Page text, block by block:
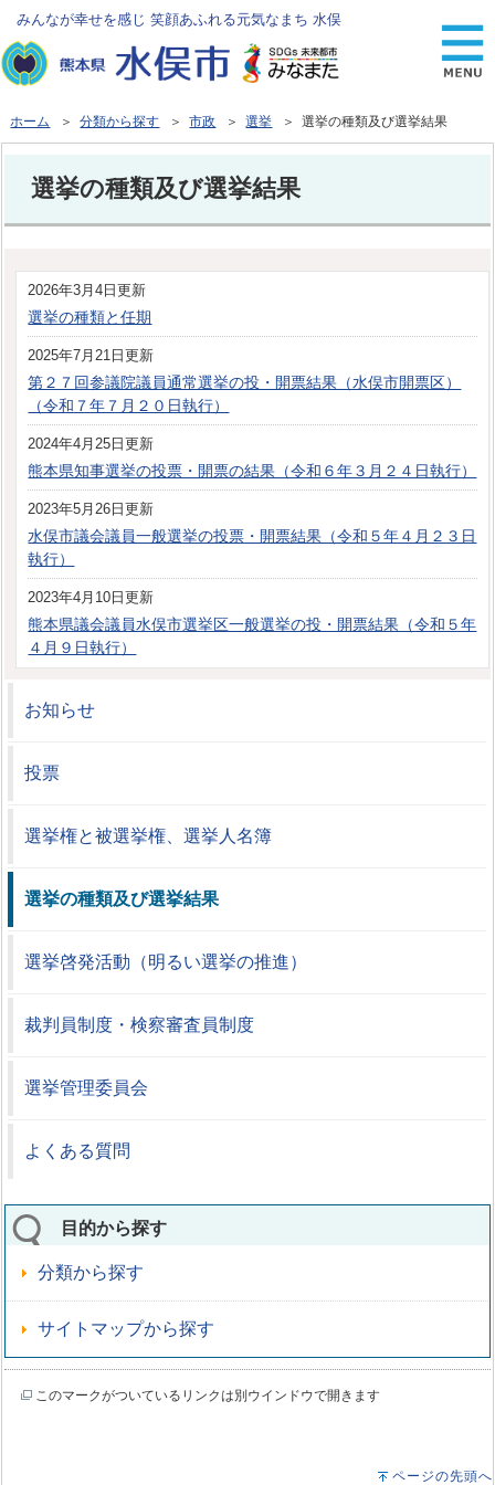
みんなが幸せを感じ 笑顔あふれる元気なまち 水俣
ホーム ＞分類から探す ＞市政 ＞選挙 ＞ 選挙の種類及び選挙結果
選挙の種類及び選挙結果
2026年3月4日更新
選挙の種類と任期
2025年7月21日更新
第２７回参議院議員通常選挙の投・開票結果（水俣市開票区）
（令和７年７月２０日執行）
2024年4月25日更新
熊本県知事選挙の投票・開票の結果（令和６年３月２４日執行）
2023年5月26日更新
水俣市議会議員一般選挙の投票・開票結果（令和５年４月２３日
執行）
2023年4月10日更新
熊本県議会議員水俣市選挙区一般選挙の投・開票結果（令和５年
４月９日執行）
お知らせ
投票
選挙権と被選挙権、選挙人名簿
選挙の種類及び選挙結果
選挙啓発活動（明るい選挙の推進）
裁判員制度・検察審査員制度
選挙管理委員会
よくある質問
目的から探す
分類から探す
サイトマップから探す
このマークがついているリンクは別ウインドウで開きます
ページの先頭へ